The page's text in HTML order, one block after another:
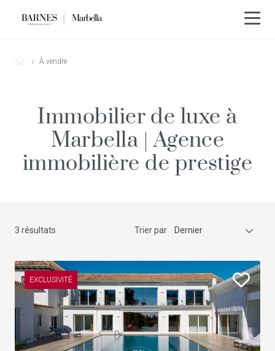
À vendre
Immobilier de luxe à
Marbella | Agence
immobilière de prestige
3 résultats Trier par Dernier
EXCLUSIVITÉ